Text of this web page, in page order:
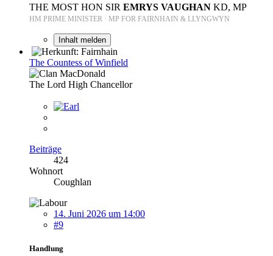
THE MOST HON SIR EMRYS VAUGHAN KD, MP
HM PRIME MINISTER · MP FOR FAIRNHAIN & LLYNGWYN
Inhalt melden
The Countess of Winfield
The Lord High Chancellor
Beiträge
424
Wohnort
Coughlan
14. Juni 2026 um 14:00
#9
Handlung